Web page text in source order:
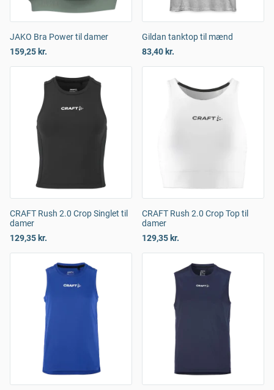
JAKO Bra Power til damer
159,25 kr.
Gildan tanktop til mænd
83,40 kr.
CRAFT Rush 2.0 Crop Singlet til
damer
129,35 kr.
CRAFT Rush 2.0 Crop Top til
damer
129,35 kr.